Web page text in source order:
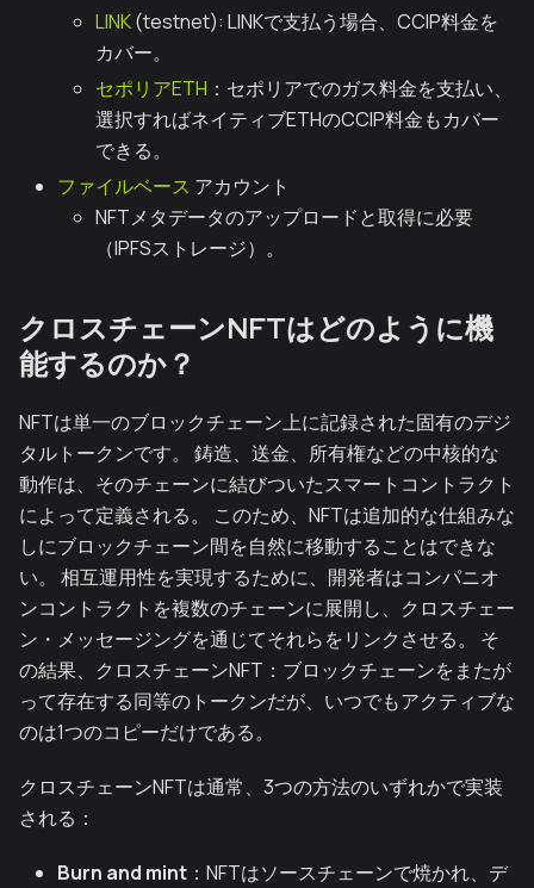
LINK(testnet): LINKで支払う場合、CCIP料金を
カバー。
セポリアETH ：セポリアでのガス料金を支払い、
選択すればネイティブETHのCCIP料金もカバー
できる。
ファイルベース アカウント
NFTメタデータのアップロードと取得に必要
（IPFSストレージ）。
クロスチェーンNFTはどのように機
能するのか？
NFTは単一のブロックチェーン上に記録された固有のデジ
タルトークンです。 鋳造、送金、所有権などの中核的な
動作は、そのチェーンに結びついたスマートコントラクト
によって定義される。 このため、NFTは追加的な仕組みな
しにブロックチェーン間を自然に移動することはできな
い。 相互運用性を実現するために、開発者はコンパニオ
ンコントラクトを複数のチェーンに展開し、クロスチェー
ン・メッセージングを通じてそれらをリンクさせる。 そ
の結果、クロスチェーンNFT：ブロックチェーンをまたが
って存在する同等のトークンだが、いつでもアクティブな
のは1つのコピーだけである。
クロスチェーンNFTは通常、3つの方法のいずれかで実装
される：
Burn and mint ：NFTはソースチェーンで焼かれ、デ